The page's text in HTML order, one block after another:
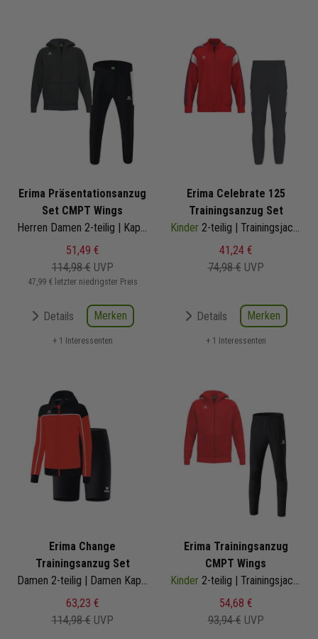
Erima Präsentationsanzug
Set CMPT Wings
Herren Damen 2-teilig | Kapuzenjacke Präsentationshose
51,49 €
114,98 € UVP
47,99 € letzter niedrigster Preis
Details Merken
+ 1 Interessenten
Erima Celebrate 125
Trainingsanzug Set
Kinder 2-teilig | Trainingsjacke Trainingshose
41,24 €
74,98 € UVP
Details Merken
+ 1 Interessenten
Erima Change
Trainingsanzug Set
Damen 2-teilig | Damen Kapuzen Trainingsjacke Tights kurz
63,23 €
114,98 € UVP
Erima Trainingsanzug
CMPT Wings
Kinder 2-teilig | Trainingsjacke mit Kapuze Trainingshose
54,68 €
93,94 € UVP